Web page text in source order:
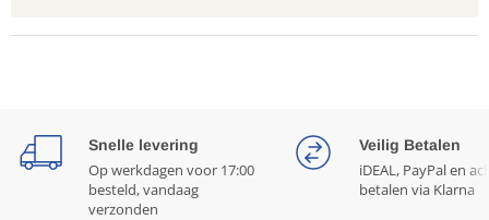
Snelle levering
Op werkdagen voor 17:00
besteld, vandaag
verzonden
Veilig Betalen
iDEAL, PayPal en
betalen via Klarna